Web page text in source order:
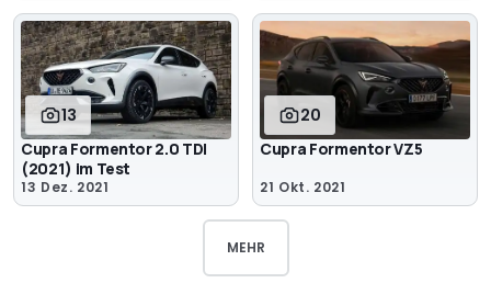
13
Cupra Formentor 2.0 TDI
(2021) im Test
13 Dez. 2021
20
Cupra Formentor VZ5
21 Okt. 2021
MEHR